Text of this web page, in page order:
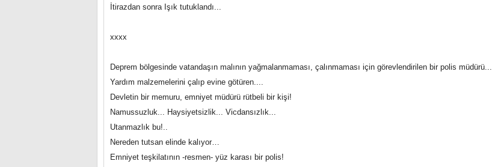
İtirazdan sonra Işık tutuklandı...
xxxx
Deprem bölgesinde vatandaşın malının yağmalanmaması, çalınmaması için görevlendirilen bir polis müdürü...
Yardım malzemelerini çalıp evine götüren....
Devletin bir memuru, emniyet müdürü rütbeli bir kişi!
Namussuzluk... Haysiyetsizlik... Vicdansızlık...
Utanmazlık bu!..
Nereden tutsan elinde kalıyor…
Emniyet teşkilatının -resmen- yüz karası bir polis!